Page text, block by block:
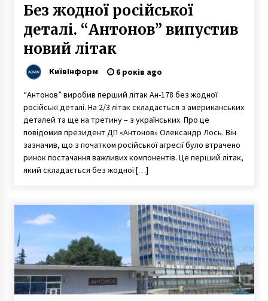
Без жодної російської
деталі. “Антонов” випустив
новий літак
КиївІнформ 6 років ago
“Антонов” виробив перший літак Ан-178 без жодної
російськї деталі. На 2/3 літак складається з американських
деталей та ще на третину – з українських. Про це
повідомив президент ДП «Антонов» Олександр Лось. Він
зазначив, що з початком російської агресії було втрачено
ринок постачання важливих компонентів. Це перший літак,
який складається без жодної […]